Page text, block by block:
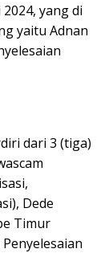
yang di
yaitu Adnan
dari 3 (tiga)
Dede
Timur